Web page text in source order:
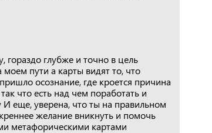
глубже и точно в цель
пути а карты видят то, что
осознание, где кроется причина
что есть над чем поработать и
И еще, уверена, что ты на правильном
желание вникнуть и помочь
метафорическими картами